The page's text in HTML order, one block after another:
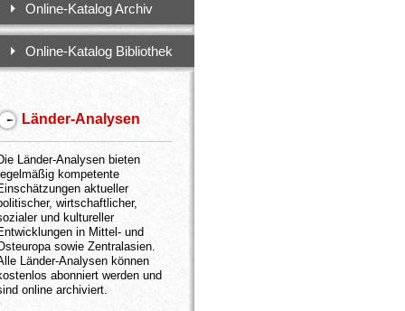
Online-Katalog Archiv
Online-Katalog Bibliothek
Länder-Analysen
Länder-Analysen bieten
kompetente
aktueller
wirtschaftlicher,
und kultureller
in Mittel- und
sowie Zentralasien.
Länder-Analysen können
abonniert werden und
online archiviert.